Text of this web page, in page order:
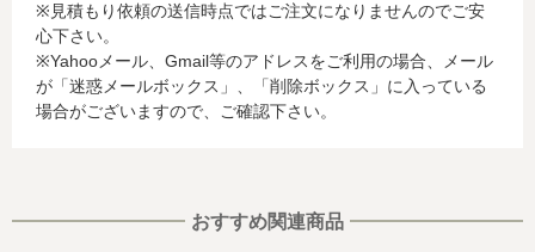
お客様が利用されているカード発行会社が外国にある場
合、これらの情報は当該発行会社が所属する国に移転され
る場合があります。当社では、お客様から収集した情報か
らは、ご利用のカード発行会社及び当該会社が所在する国
を特定することができないため、以下の個人情報保護措置
・発行会社の個人情報保護の措置
なお、個人情報保護委員会のホームページ
※見積もり依頼の送信時点ではご注文になりませんのでご安
心下さい。
※Yahooメール、Gmail等のアドレスをご利用の場合、メール
が「迷惑メールボックス」、「削除ボックス」に入っている
場合がございますので、ご確認下さい。
おすすめ関連商品